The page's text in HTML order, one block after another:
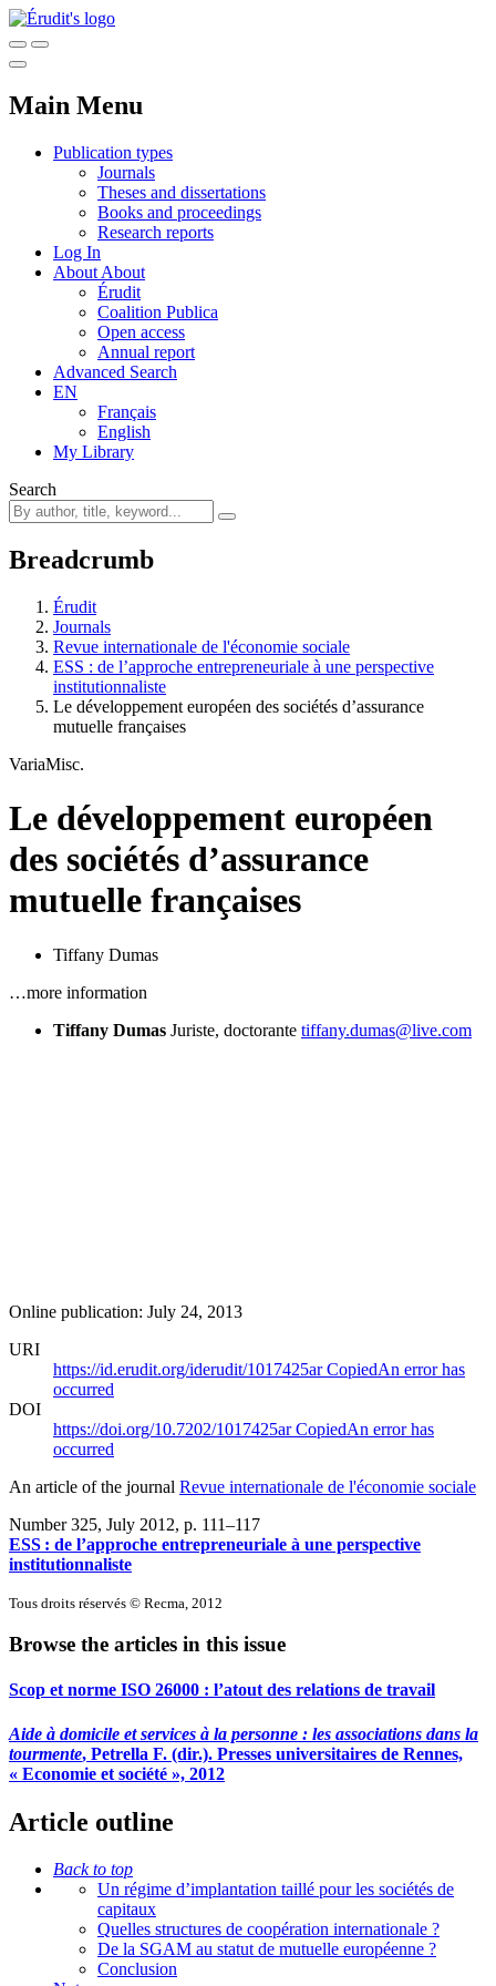
Main Menu
Publication types
Journals
Theses and dissertations
Books and proceedings
Research reports
Log In
About About
Érudit
Coalition Publica
Open access
Annual report
Advanced Search
EN
Français
English
My Library
Search
Breadcrumb
Érudit
Journals
Revue internationale de l'économie sociale
ESS : de l’approche entrepreneuriale à une perspective
institutionnaliste
Le développement européen des sociétés d’assurance
mutuelle françaises
VariaMisc.
Le développement européen
des sociétés d’assurance
mutuelle françaises
Tiffany Dumas
…more information
Tiffany Dumas Juriste, doctorante tiffany.dumas@live.com
Online publication: July 24, 2013
URI
https://id.erudit.org/iderudit/1017425arCopiedAn error has
occurred
DOI
https://doi.org/10.7202/1017425arCopiedAn error has
occurred
An article of the journal Revue internationale de l'économie sociale
Number 325, July 2012, p. 111–117
ESS : de l’approche entrepreneuriale à une perspective
institutionnaliste
Tous droits réservés © Recma, 2012
Browse the articles in this issue
Scop et norme ISO 26000 : l’atout des relations de travail
Aide à domicile et services à la personne : les associations dans la
tourmente, Petrella F. (dir.). Presses universitaires de Rennes,
« Economie et société », 2012
Article outline
Back to top
Un régime d’implantation taillé pour les sociétés de
capitaux
Quelles structures de coopération internationale ?
De la SGAM au statut de mutuelle européenne ?
Conclusion